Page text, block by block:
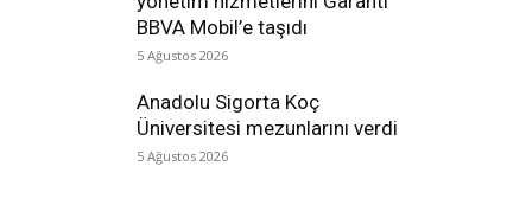
BBVA Mobil’e taşıdı
5 Ağustos 2026
Anadolu Sigorta Koç
Üniversitesi mezunlarını verdi
5 Ağustos 2026